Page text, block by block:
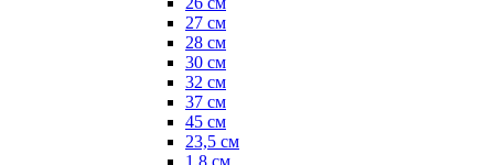
27 см
28 см
30 см
32 см
37 см
45 см
23,5 см
1,8 см